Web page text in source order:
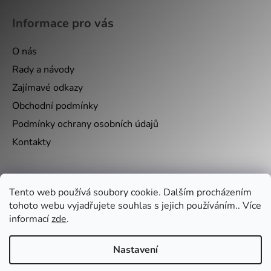
Tento web používá soubory cookie. Dalším procházením
tohoto webu vyjadřujete souhlas s jejich používáním.. Více
informacízde.
Nastavení
Informace pro vás
O nás
Rady a návody
Zajímavé odkazy
Obchodní podmínky
Podmínky ochrany osobních údajů
Kontakty
Nákupní košík